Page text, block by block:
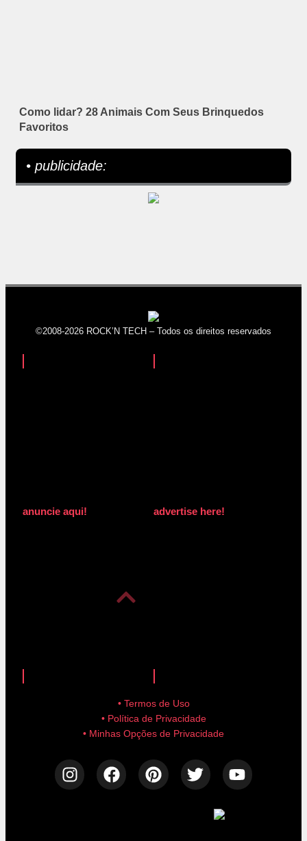
Como lidar? 28 Animais Com Seus Brinquedos
Favoritos
• publicidade:
©2008-2026 ROCK’N TECH – Todos os direitos reservados
anuncie aqui! advertise here!
• Termos de Uso
• Política de Privacidade
• Minhas Opções de Privacidade